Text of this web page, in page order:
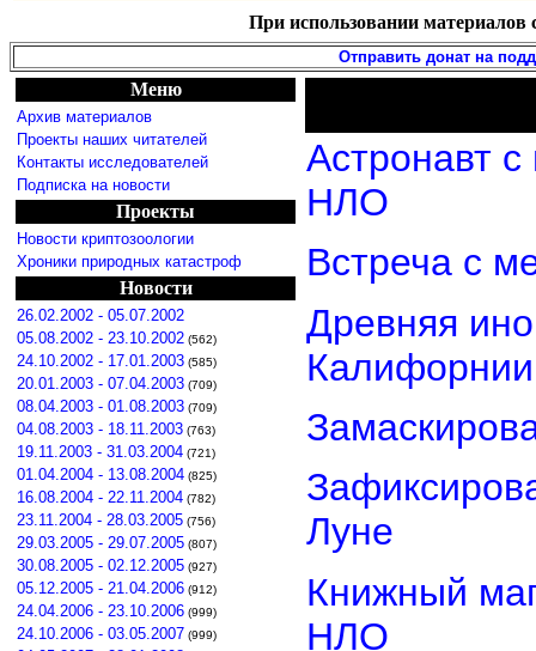
При использовании материалов
Отправить донат на
Меню
Архив материалов
Проекты наших читателей
Контакты исследователей
Подписка на новости
Проекты
Новости криптозоологии
Хроники природных катастроф
Новости
26.02.2002 - 05.07.2002
05.08.2002 - 23.10.2002 (562)
24.10.2002 - 17.01.2003 (585)
20.01.2003 - 07.04.2003 (709)
08.04.2003 - 01.08.2003 (709)
04.08.2003 - 18.11.2003 (763)
19.11.2003 - 31.03.2004 (721)
01.04.2004 - 13.08.2004 (825)
16.08.2004 - 22.11.2004 (782)
23.11.2004 - 28.03.2005 (756)
29.03.2005 - 29.07.2005 (807)
30.08.2005 - 02.12.2005 (927)
05.12.2005 - 21.04.2006 (912)
24.04.2006 - 23.10.2006 (999)
24.10.2006 - 03.05.2007 (999)
Астронавт
НЛО
Встреча с
Древняя
Калифорнии
Луне
Книжный
НЛО